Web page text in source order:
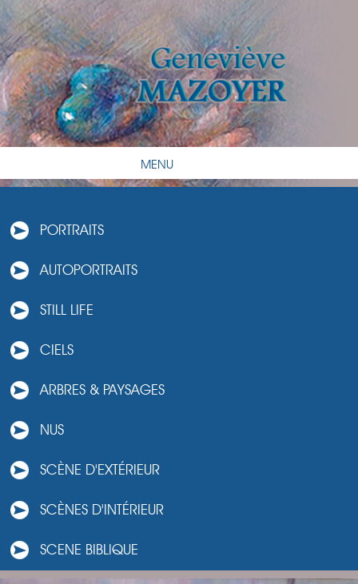
MENU
PORTRAITS
AUTOPORTRAITS
STILL LIFE
CIELS
ARBRES & PAYSAGES
NUS
SCÈNE D'EXTÉRIEUR
SCÈNES D'INTÉRIEUR
SCENE BIBLIQUE